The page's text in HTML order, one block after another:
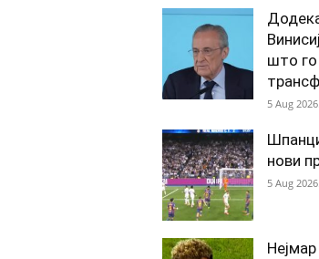
што го
5 Aug
нови
5 Aug